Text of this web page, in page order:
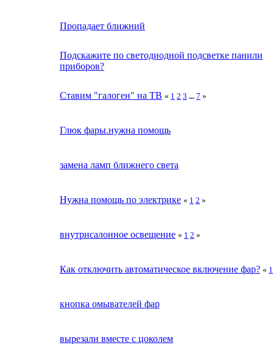
Пропадает ближний
Подскажите по светодиодной подсветке панили
приборов?
Ставим "галоген" на ТВ « 1 2 3 ... 7 »
Глюк фары.нужна помощь
замена ламп ближнего света
Нужна помощь по электрике « 1 2 »
внутрисалонное освещение « 1 2 »
Как отключить автоматическое включение фар? « 1
кнопка омывателей фар
вырезали вместе с цоколем